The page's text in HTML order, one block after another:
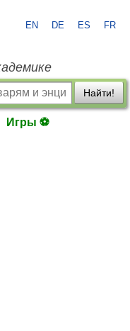
EN DE ES FR
Найти!
Игры ⚽